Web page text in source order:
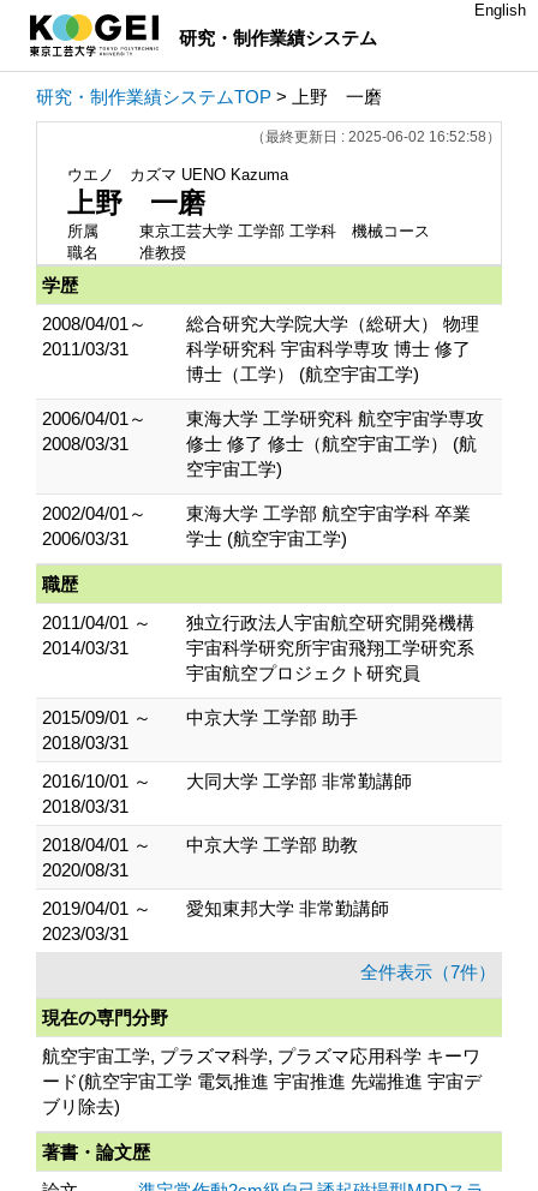
研究・制作業績システム
English
研究・制作業績システムTOP > 上野 一磨
（最終更新日 : 2025-06-02 16:52:58）
ウエノ カズマ UENO Kazuma
上野 一磨
所属
東京工芸大学 工学部 工学科 機械コース
職名
准教授
学歴
2008/04/01～
2011/03/31
総合研究大学院大学（総研大） 物理
科学研究科 宇宙科学専攻 博士 修了
博士（工学） (航空宇宙工学)
2006/04/01～
2008/03/31
東海大学 工学研究科 航空宇宙学専攻
修士 修了 修士（航空宇宙工学） (航
空宇宙工学)
2002/04/01～
2006/03/31
東海大学 工学部 航空宇宙学科 卒業
学士 (航空宇宙工学)
職歴
2011/04/01 ～
2014/03/31
独立行政法人宇宙航空研究開発機構
宇宙科学研究所宇宙飛翔工学研究系
宇宙航空プロジェクト研究員
2015/09/01 ～
2018/03/31
中京大学 工学部 助手
2016/10/01 ～
2018/03/31
大同大学 工学部 非常勤講師
2018/04/01 ～
2020/08/31
中京大学 工学部 助教
2019/04/01 ～
2023/03/31
愛知東邦大学 非常勤講師
全件表示（7件）
現在の専門分野
航空宇宙工学, プラズマ科学, プラズマ応用科学 キーワ
ード(航空宇宙工学 電気推進 宇宙推進 先端推進 宇宙デ
ブリ除去)
著書・論文歴